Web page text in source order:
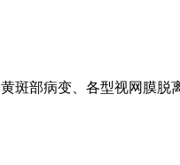
斑部病变、各型视网膜脱